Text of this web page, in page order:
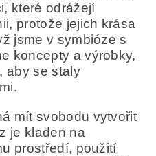
které odrážejí
protože jejich krása
jsme v symbióze s
koncepty a výrobky,
aby se staly
mít svobodu vytvořit
je kladen na
prostředí, použití